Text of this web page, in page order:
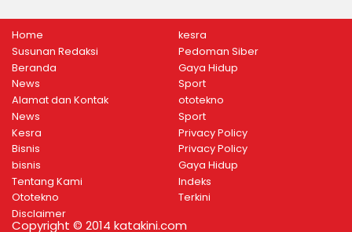
Home
Susunan Redaksi
Beranda
News
Alamat dan Kontak
News
Kesra
Bisnis
bisnis
Tentang Kami
Ototekno
Disclaimer
kesra
Pedoman Siber
Gaya Hidup
Sport
ototekno
Sport
Privacy Policy
Privacy Policy
Gaya Hidup
Indeks
Terkini
Copyright © 2014 katakini.com